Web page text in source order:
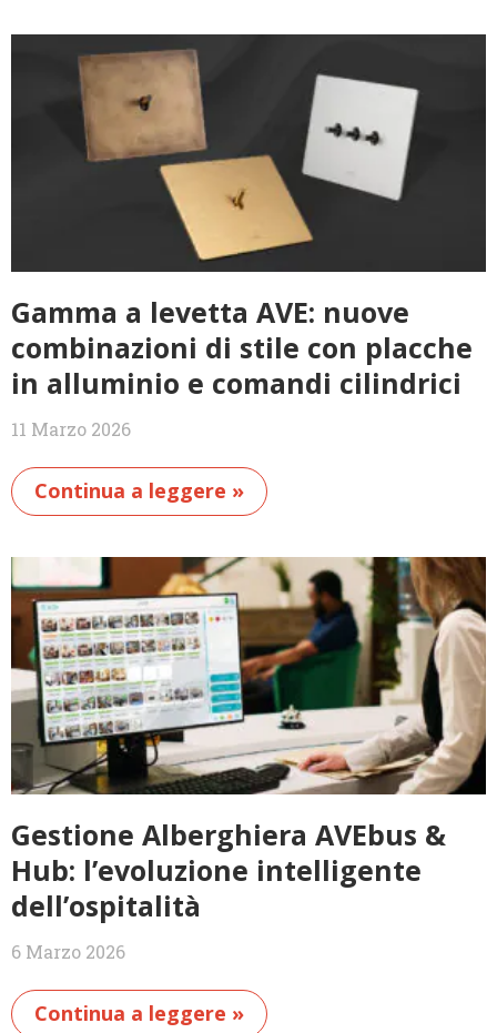
Gamma a levetta AVE: nuove
combinazioni di stile con placche
in alluminio e comandi cilindrici
11 Marzo 2026
Continua a leggere »
Gestione Alberghiera AVEbus &
Hub: l’evoluzione intelligente
dell’ospitalità
6 Marzo 2026
Continua a leggere »